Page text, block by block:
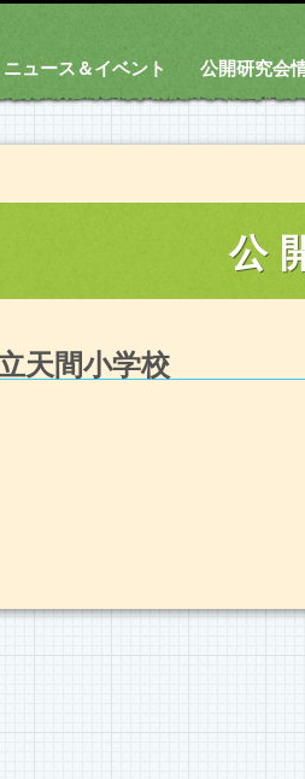
ニュース＆イベント 公開研究会
公
天間小学校